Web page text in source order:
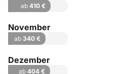
ab 410 €
November
ab 340 €
Dezember
ab 404 €